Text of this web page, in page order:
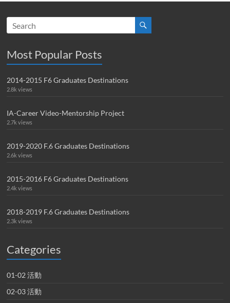
Most Popular Posts
2014-2015 F6 Graduates Destinations
2.8k views
IA-Career Video-Mentorship Project
2.7k views
2019-2020 F.6 Graduates Destinations
2.6k views
2015-2016 F6 Graduates Destinations
2.4k views
2018-2019 F.6 Graduates Destinations
2.3k views
Categories
01-02 活動
02-03 活動